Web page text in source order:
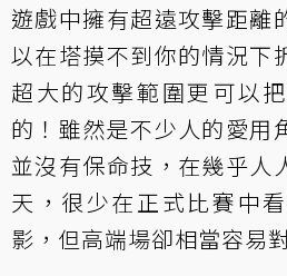
遊戲中擁有超遠攻擊距離
以在塔摸不到你的情況下
超大的攻擊範圍更可以
的！雖然是不少人的愛用
並沒有保命技，在幾乎人
天，很少在正式比賽中
影，但高端場卻相當容易